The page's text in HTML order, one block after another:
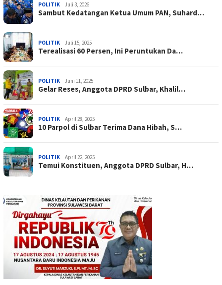
POLITIK Juli 3, 2026
Sambut Kedatangan Ketua Umum PAN, Suhard…
POLITIK Juli 15, 2025
Terealisasi 60 Persen, Ini Peruntukan Da…
POLITIK Juni 11, 2025
Gelar Reses, Anggota DPRD Sulbar, Khalil…
POLITIK April 28, 2025
10 Parpol di Sulbar Terima Dana Hibah, S…
POLITIK April 22, 2025
Temui Konstituen, Anggota DPRD Sulbar, H…